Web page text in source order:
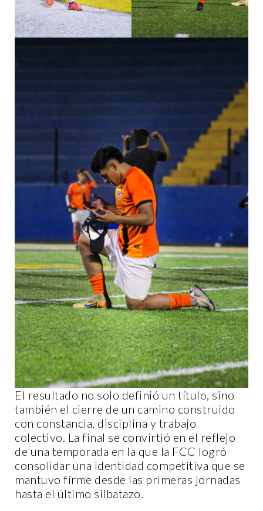
El resultado no solo definió un título, sino
también el cierre de un camino construido
con constancia, disciplina y trabajo
colectivo. La final se convirtió en el reflejo
de una temporada en la que la FCC logró
consolidar una identidad competitiva que se
mantuvo firme desde las primeras jornadas
hasta el último silbatazo.